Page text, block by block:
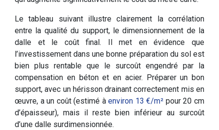
Le tableau suivant illustre clairement la corrélation
entre la qualité du support, le dimensionnement de la
dalle et le coût final. Il met en évidence que
l’investissement dans une bonne préparation du sol est
bien plus rentable que le surcoût engendré par la
compensation en béton et en acier. Préparer un bon
support, avec un hérisson drainant correctement mis en
œuvre, a un coût (estimé àenviron 13 €/m² pour 20 cm
d’épaisseur), mais il reste bien inférieur au surcoût
d’une dalle surdimensionnée.